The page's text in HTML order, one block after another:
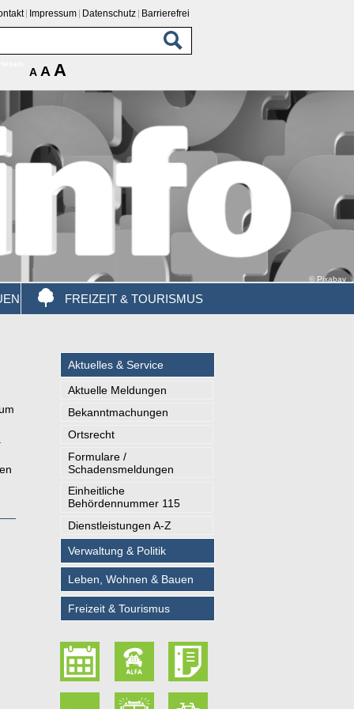
Impressum Datenschutz Barrierefrei
A A A
© Pixabay
FREIZEIT & TOURISMUS
Aktuelles & Service
Aktuelle Meldungen
Bekanntmachungen
Ortsrecht
Formulare /
Schadensmeldungen
Einheitliche
Behördennummer 115
Dienstleistungen A-Z
Verwaltung & Politik
Leben, Wohnen & Bauen
Freizeit & Tourismus